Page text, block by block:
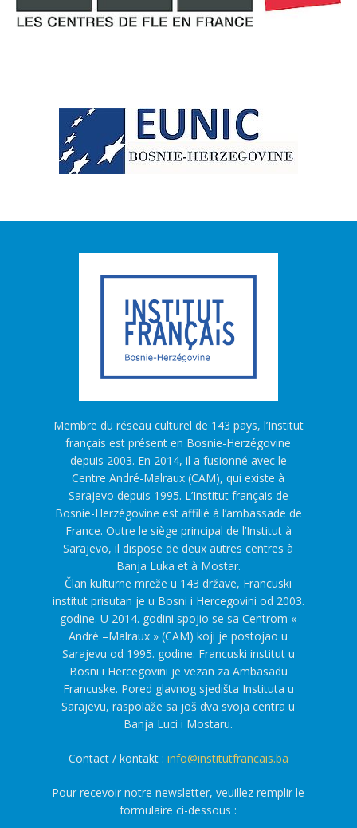
Membre du réseau culturel de 143 pays, l’Institut
français est présent en Bosnie-Herzégovine
depuis 2003. En 2014, il a fusionné avec le
Centre André-Malraux (CAM), qui existe à
Sarajevo depuis 1995. L’Institut français de
Bosnie-Herzégovine est affilié à l’ambassade de
France. Outre le siège principal de l’Institut à
Sarajevo, il dispose de deux autres centres à
Banja Luka et à Mostar.
Član kulturne mreže u 143 države, Francuski
institut prisutan je u Bosni i Hercegovini od 2003.
godine. U 2014. godini spojio se sa Centrom «
André –Malraux » (CAM) koji je postojao u
Sarajevu od 1995. godine. Francuski institut u
Bosni i Hercegovini je vezan za Ambasadu
Francuske. Pored glavnog sjedišta Instituta u
Sarajevu, raspolaže sa još dva svoja centra u
Banja Luci i Mostaru.
Contact / kontakt : info@institutfrancais.ba
Pour recevoir notre newsletter, veuillez remplir le
formulaire ci-dessous :